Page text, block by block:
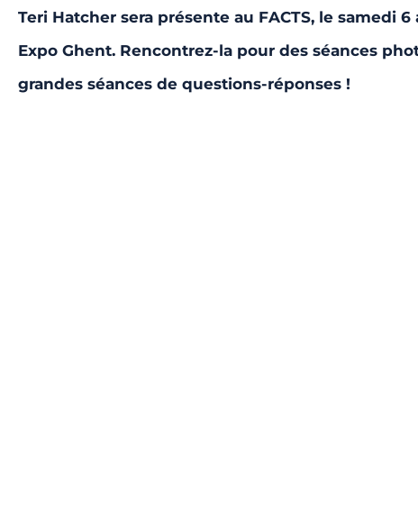
Teri Hatcher sera présente au FACTS, le samedi
Expo Ghent. Rencontrez-la pour des séances
grandes séances de questions-réponses !